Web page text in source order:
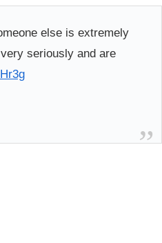
else is extremely
seriously and are